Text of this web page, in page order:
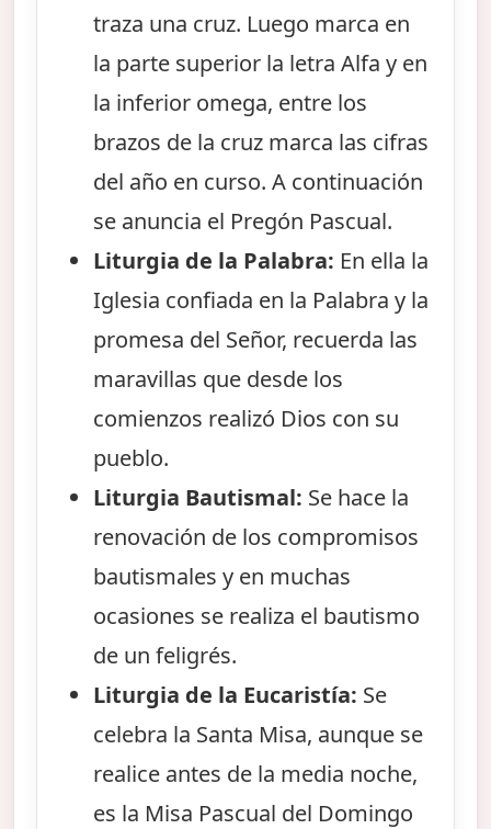
traza una cruz. Luego marca en
la parte superior la letra Alfa y en
la inferior omega, entre los
brazos de la cruz marca las cifras
del año en curso. A continuación
se anuncia el Pregón Pascual.
Liturgia de la Palabra: En ella la
Iglesia confiada en la Palabra y la
promesa del Señor, recuerda las
maravillas que desde los
comienzos realizó Dios con su
pueblo.
Liturgia Bautismal: Se hace la
renovación de los compromisos
bautismales y en muchas
ocasiones se realiza el bautismo
de un feligrés.
Liturgia de la Eucaristía: Se
celebra la Santa Misa, aunque se
realice antes de la media noche,
es la Misa Pascual del Domingo